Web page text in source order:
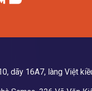
dãy 16A7, làng Việt